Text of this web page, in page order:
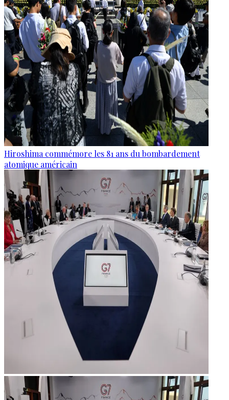
Hiroshima commémore les 81 ans du bombardement
atomique américain